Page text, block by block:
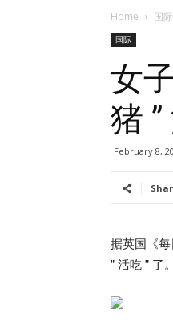
Home 国际
国际
女
猪 ”
February 8,
据英国《
” 活吃 ” 了。